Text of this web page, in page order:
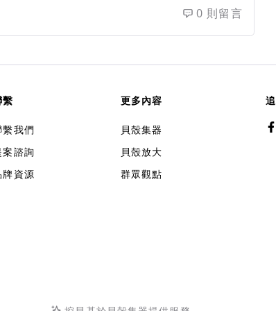
0 則留言
繫
繫我們
案諮詢
牌資源
更多內容
貝殼集器
貝殼放大
群眾觀點